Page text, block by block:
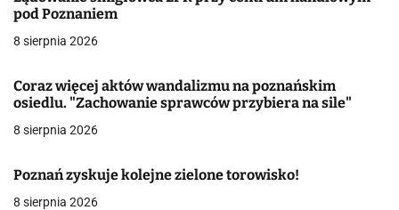
". Jedna osoba
doznała urazu
głowy
c
a
w
i
pod Poznaniem
8 sierpnia 2026
Coraz więcej aktów wandalizmu na poznańskim
osiedlu. "Zachowanie sprawców przybiera na sile"
8 sierpnia 2026
Poznań zyskuje kolejne zielone torowisko!
8 sierpnia 2026